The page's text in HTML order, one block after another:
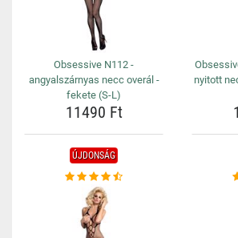
Obsessive N112 -
angyalszárnyas necc overál -
fekete (S-L)
11490 Ft
nyitott
ÚJDONSÁG